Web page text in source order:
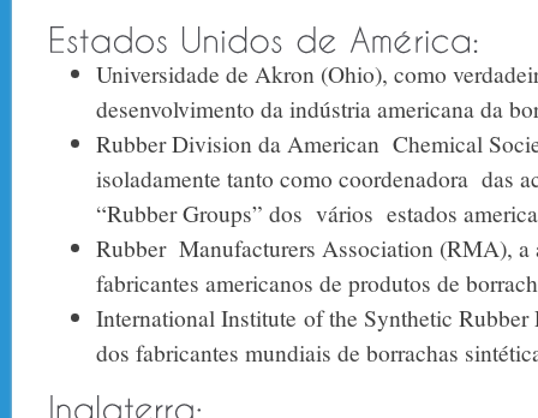
Universidade de Akron (Ohio), como
desenvolvimento da indústria americana da
Rubber Division da American Chemical
isoladamente tanto como coordenadora das
“Rubber Groups” dos vários estados
Rubber Manufacturers Association (RMA), a
fabricantes americanos de produtos de
International Institute of the Synthetic Rubber
dos fabricantes mundiais de borrachas